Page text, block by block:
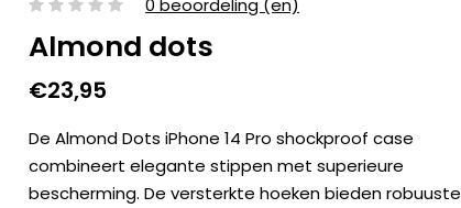
0 beoordeling (en)
Almond dots
€23,95
De Almond Dots iPhone 14 Pro shockproof case
combineert elegante stippen met superieure
bescherming. De versterkte hoeken bieden robuuste